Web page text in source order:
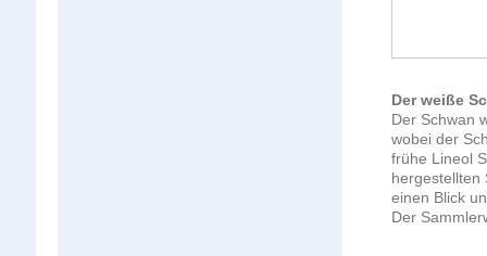
Der weiße
Der Schwan
wobei der
frühe Lineol
hergestellten
einen Blick
Der